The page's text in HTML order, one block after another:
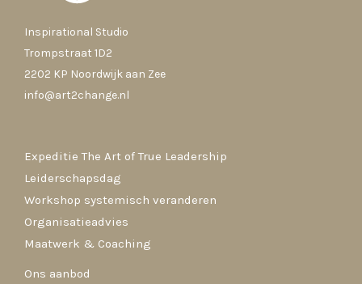
Inspirational Studio
Trompstraat 1D2
2202 KP Noordwijk aan Zee
info@art2change.nl
Expeditie The Art of True Leadership
Leiderschapsdag
Workshop systemisch veranderen
Organisatieadvies
Maatwerk & Coaching
Ons aanbod